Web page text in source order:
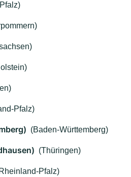
Pfalz)
(Baden-Württemberg)
(Thüringen)
Pfalz)